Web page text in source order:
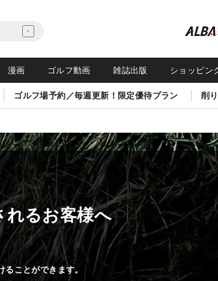
漫画 ゴルフ動画 雑誌出版 ショッピン
ゴルフ場予約／毎週更新！限定優待プラン 削
れるお客様へ
ことができます。